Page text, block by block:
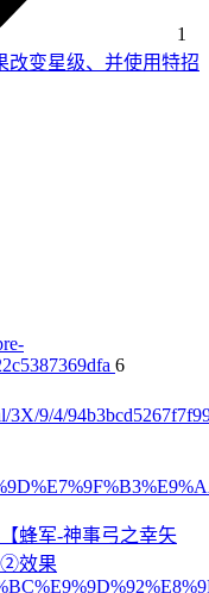
1
改变星级、并使用特招
6
3X/9/4/
蜂军-神事弓之幸矢
②效果